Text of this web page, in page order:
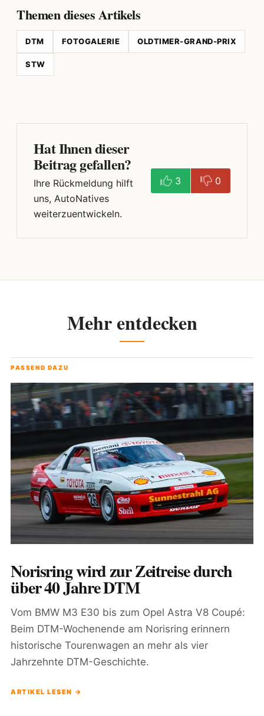
Themen dieses Artikels
DTM FOTOGALERIE OLDTIMER-GRAND-PRIX
STW
Hat Ihnen dieser
Beitrag gefallen?
Ihre Rückmeldung hilft
uns, AutoNatives
weiterzuentwickeln.
3 0
Mehr entdecken
PASSEND DAZU
Norisring wird zur Zeitreise durch
über 40 Jahre DTM
Vom BMW M3 E30 bis zum Opel Astra V8 Coupé:
Beim DTM-Wochenende am Norisring erinnern
historische Tourenwagen an mehr als vier
Jahrzehnte DTM-Geschichte.
ARTIKEL LESEN →